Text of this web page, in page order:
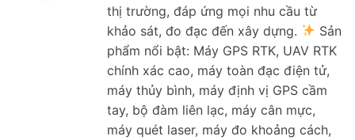
thị trường, đáp ứng mọi nhu cầu từ
khảo sát, đo đạc đến xây dựng.
Sản
phẩm nổi bật: Máy GPS RTK, UAV RTK
chính xác cao, máy toàn đạc điện tử,
máy thủy bình, máy định vị GPS cầm
tay, bộ đàm liên lạc, máy cân mực,
máy quét laser, máy đo khoảng cách,